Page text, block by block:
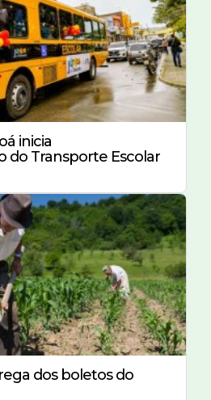
inicia
do Transporte Escolar
dos boletos do